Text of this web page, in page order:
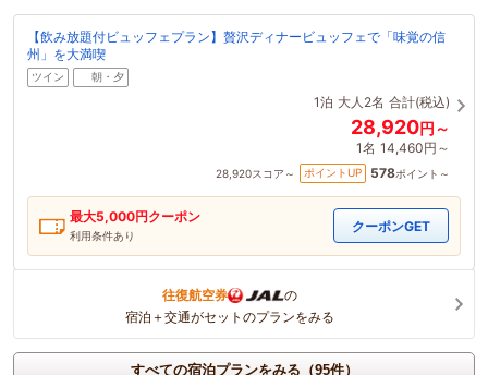
【飲み放題付ビュッフェプラン】贅沢ディナービュッフェで「味覚の信
州」を大満喫
ツイン 朝・夕
1泊 大人2名 合計(税込)
28,920円～
1名 14,460円～
28,920スコア～ ポイントUP 578ポイント～
最大5,000円クーポン
利用条件あり
クーポンGET
往復航空券
の
宿泊＋交通がセットのプランをみる
すべての宿泊プランをみる（95件）